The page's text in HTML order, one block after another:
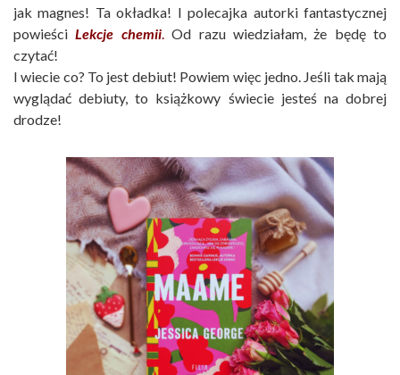
jak magnes! Ta okładka! I polecajka autorki fantastycznej
powieściLekcje chemii. Od razu wiedziałam, że będę to
czytać!
I wiecie co? To jest debiut! Powiem więc jedno. Jeśli tak mają
wyglądać debiuty, to książkowy świecie jesteś na dobrej
drodze!